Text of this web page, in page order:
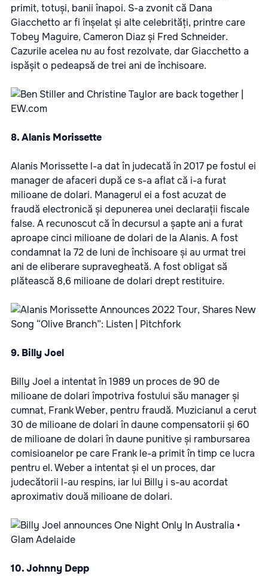
primit, totuși, banii înapoi. S-a zvonit că Dana
Giacchetto ar fi înșelat și alte celebrități, printre care
Tobey Maguire, Cameron Diaz și Fred Schneider.
Cazurile acelea nu au fost rezolvate, dar Giacchetto a
ispășit o pedeapsă de trei ani de închisoare.
8. Alanis Morissette
Alanis Morissette l-a dat în judecată în 2017 pe fostul ei
manager de afaceri după ce s-a aflat că i-a furat
milioane de dolari. Managerul ei a fost acuzat de
fraudă electronică și depunerea unei declarații fiscale
false. A recunoscut că în decursul a șapte ani a furat
aproape cinci milioane de dolari de la Alanis. A fost
condamnat la 72 de luni de închisoare și au urmat trei
ani de eliberare supravegheată. A fost obligat să
plătească 8,6 milioane de dolari drept restituire.
9. Billy Joel
Billy Joel a intentat în 1989 un proces de 90 de
milioane de dolari împotriva fostului său manager și
cumnat, Frank Weber, pentru fraudă. Muzicianul a cerut
30 de milioane de dolari în daune compensatorii și 60
de milioane de dolari în daune punitive și rambursarea
comisioanelor pe care Frank le-a primit în timp ce lucra
pentru el. Weber a intentat și el un proces, dar
judecătorii l-au respins, iar lui Billy i s-au acordat
aproximativ două milioane de dolari.
10. Johnny Depp